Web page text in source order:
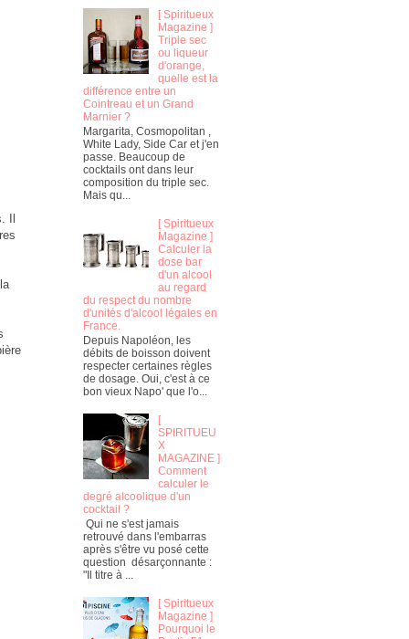
Il
[ Spiritueux
Magazine ]
Triple sec
ou liqueur
d'orange,
quelle est la
différence entre un
Cointreau et un Grand
Marnier ?
Margarita, Cosmopolitan ,
White Lady, Side Car et j'en
passe. Beaucoup de
cocktails ont dans leur
composition du triple sec.
Mais qu...
[ Spiritueux
Magazine ]
Calculer la
dose bar
d'un alcool
au regard
du respect du nombre
d'unités d'alcool légales en
France.
Depuis Napoléon, les
débits de boisson doivent
respecter certaines règles
de dosage. Oui, c'est à ce
bon vieux Napo' que l'o...
[
SPIRITUEU
X
MAGAZINE ]
Comment
calculer le
degré alcoolique d'un
cocktail ?
Qui ne s'est jamais
retrouvé dans l'embarras
après s'être vu posé cette
question désarçonnante :
"Il titre à ...
[ Spiritueux
Magazine ]
Pourquoi le